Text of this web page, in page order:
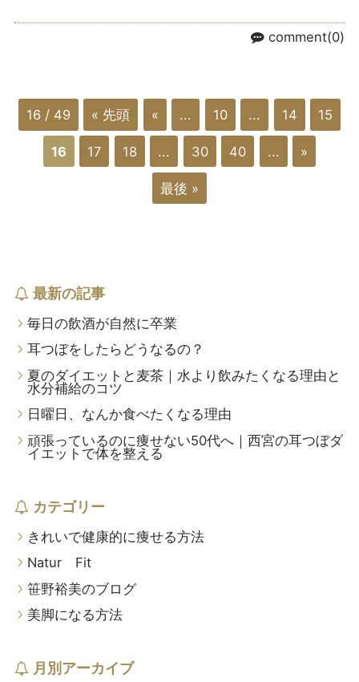
comment(0)
16 / 49 « 先頭 « ... 10 ... 14 15
16 17 18 ... 30 40 ... »
最後 »
最新の記事
毎日の飲酒が自然に卒業
耳つぼをしたらどうなるの？
夏のダイエットと麦茶｜水より飲みたくなる理由と
水分補給のコツ
日曜日、なんか食べたくなる理由
頑張っているのに痩せない50代へ｜西宮の耳つぼダ
イエットで体を整える
カテゴリー
きれいで健康的に痩せる方法
Natur Fit
笹野裕美のブログ
美脚になる方法
月別アーカイブ